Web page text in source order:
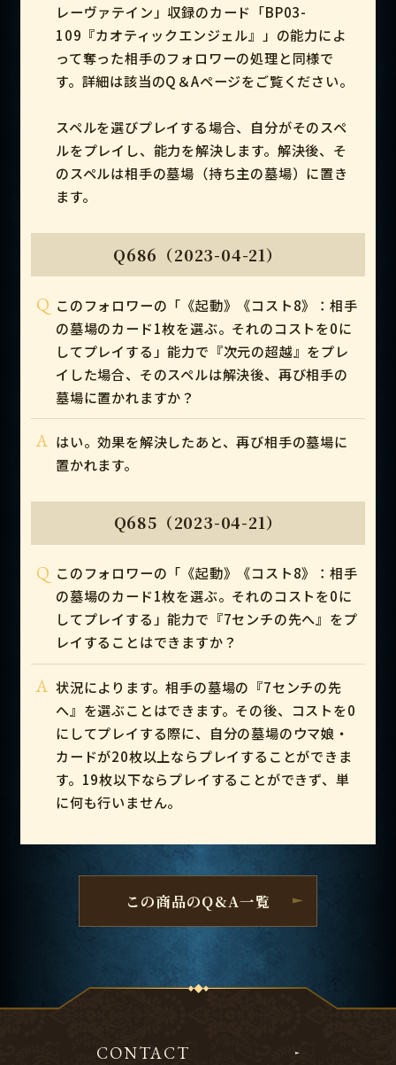
レーヴァテイン」収録のカード「BP03-
109『カオティックエンジェル』」の能力によ
って奪った相手のフォロワーの処理と同様で
す。詳細は該当のQ＆Aページをご覧ください。
スペルを選びプレイする場合、自分がそのスペ
ルをプレイし、能力を解決します。解決後、そ
のスペルは相手の墓場（持ち主の墓場）に置き
ます。
Q686（2023-04-21）
Q このフォロワーの「《起動》《コスト8》：相手
の墓場のカード1枚を選ぶ。それのコストを0に
してプレイする」能力で『次元の超越』をプレ
イした場合、そのスペルは解決後、再び相手の
墓場に置かれますか？
A はい。効果を解決したあと、再び相手の墓場に
置かれます。
Q685（2023-04-21）
Q このフォロワーの「《起動》《コスト8》：相手
の墓場のカード1枚を選ぶ。それのコストを0に
してプレイする」能力で『7センチの先へ』をプ
レイすることはできますか？
A 状況によります。相手の墓場の『7センチの先
へ』を選ぶことはできます。その後、コストを0
にしてプレイする際に、自分の墓場のウマ娘・
カードが20枚以上ならプレイすることができま
す。19枚以下ならプレイすることができず、単
に何も行いません。
この商品のQ&A一覧
CONTACT